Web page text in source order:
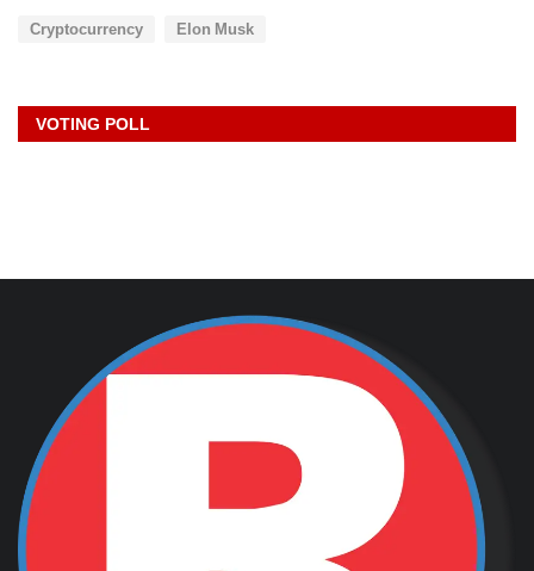
Cryptocurrency Elon Musk
VOTING POLL